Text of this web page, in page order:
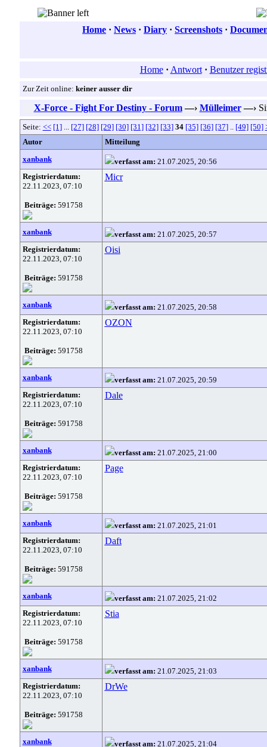
Home · News · Diary · Screenshots ·
Home · Antwort · Benutzer
Zur Zeit online: keiner ausser dir
X-Force - Fight For Destiny - Forum —› Mülleimer —›
Seite: << [1]... [27] [28] [29] [30] [31] [32] [33] 34 [35] [36] [37].. [49] [50]
Autor
Mitteilung
xanbank
verfasst am: 21.07.2025, 20:56
Registrierdatum:
22.11.2023, 07:10
Beiträge: 591758
Micr
xanbank verfasst am: 21.07.2025, 20:57
Registrierdatum:
22.11.2023, 07:10
Beiträge: 591758
Oisi
xanbank verfasst am: 21.07.2025, 20:58
Registrierdatum:
22.11.2023, 07:10
Beiträge: 591758
OZON
xanbank verfasst am: 21.07.2025, 20:59
Registrierdatum:
22.11.2023, 07:10
Beiträge: 591758
Dale
xanbank verfasst am: 21.07.2025, 21:00
Registrierdatum:
22.11.2023, 07:10
Beiträge: 591758
Page
xanbank verfasst am: 21.07.2025, 21:01
Registrierdatum:
22.11.2023, 07:10
Beiträge: 591758
Daft
xanbank verfasst am: 21.07.2025, 21:02
Registrierdatum:
22.11.2023, 07:10
Beiträge: 591758
Stia
xanbank verfasst am: 21.07.2025, 21:03
Registrierdatum:
22.11.2023, 07:10
Beiträge: 591758
DrWe
xanbank verfasst am: 21.07.2025, 21:04